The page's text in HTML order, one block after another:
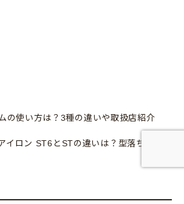
の使い方は？3種の違いや取扱店紹介
イロン ST6とSTの違いは？型落ちと